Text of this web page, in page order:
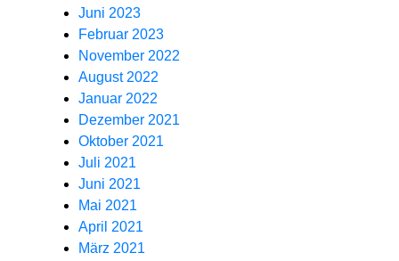
Juni 2023
Februar 2023
November 2022
August 2022
Januar 2022
Dezember 2021
Oktober 2021
Juli 2021
Juni 2021
Mai 2021
April 2021
März 2021